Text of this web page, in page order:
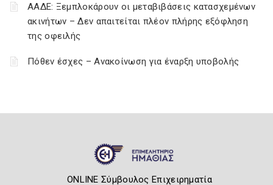
ΑΑΔΕ: Ξεμπλοκάρουν οι μεταβιβάσεις κατασχεμένων
ακινήτων – Δεν απαιτείται πλέον πλήρης εξόφληση
της οφειλής
Πόθεν έσχες – Ανακοίνωση για έναρξη υποβολής
ONLINE Σύμβουλος Επιχειρηματία